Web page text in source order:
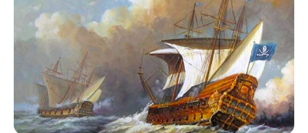
content/uploads/2026/07/nau-
800x600.jpg